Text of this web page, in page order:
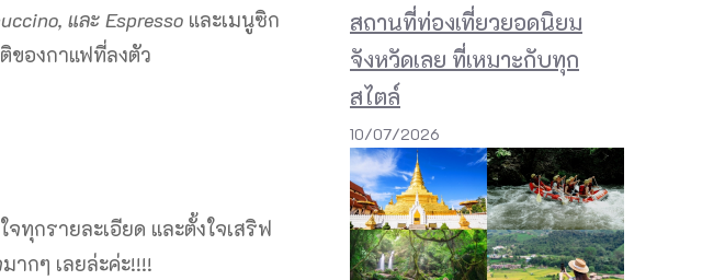
และ Espresso และเมนูซิก
องกาแฟที่ลงตัว
ทุกรายละเอียด และตั้งใจเสริฟ
กๆ เลยล่ะค่ะ!!!!
สถานที่ท่องเที่ยวยอดนิยม
จังหวัดเลย ที่เหมาะกับทุก
สไตล์
10/07/2026